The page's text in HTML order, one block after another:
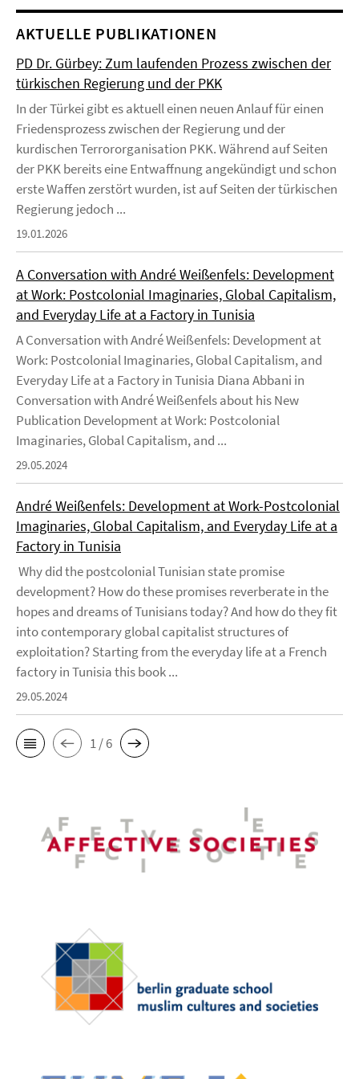
AKTUELLE PUBLIKATIONEN
PD Dr. Gürbey: Zum laufenden Prozess zwischen der
türkischen Regierung und der PKK
In der Türkei gibt es aktuell einen neuen Anlauf für einen
Friedensprozess zwischen der Regierung und der
kurdischen Terrororganisation PKK. Während auf Seiten
der PKK bereits eine Entwaffnung angekündigt und schon
erste Waffen zerstört wurden, ist auf Seiten der türkischen
Regierung jedoch ...
19.01.2026
A Conversation with André Weißenfels: Development
at Work: Postcolonial Imaginaries, Global Capitalism,
and Everyday Life at a Factory in Tunisia
A Conversation with André Weißenfels: Development at
Work: Postcolonial Imaginaries, Global Capitalism, and
Everyday Life at a Factory in Tunisia Diana Abbani in
Conversation with André Weißenfels about his New
Publication Development at Work: Postcolonial
Imaginaries, Global Capitalism, and ...
29.05.2024
André Weißenfels: Development at Work-Postcolonial
Imaginaries, Global Capitalism, and Everyday Life at a
Factory in Tunisia
Why did the postcolonial Tunisian state promise
development? How do these promises reverberate in the
hopes and dreams of Tunisians today? And how do they fit
into contemporary global capitalist structures of
exploitation? Starting from the everyday life at a French
factory in Tunisia this book ...
29.05.2024
1 / 6